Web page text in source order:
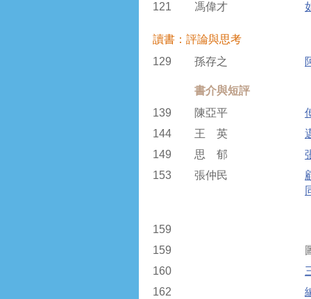
121
馮偉才
讀書：評論與思考
129
孫存之
書介與短評
139
陳亞平
144
王 英
149
思 郁
153
張仲民
159
159
160
162